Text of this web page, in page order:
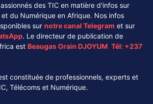
des TIC en matière d'infos sur
et du Numérique en Afrique. Nos infos
sur notre canal Telegram et sur
. Le directeur de publication de
est Beaugas Orain DJOYUM. Tél: +237
constituée de professionnels, experts et
Télécoms et Numérique.